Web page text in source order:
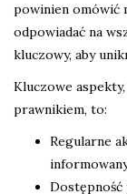
powinien omówić
odpowiadać na
kluczowy, aby
Kluczowe
prawnikiem, to:
Regularne
Dostępność